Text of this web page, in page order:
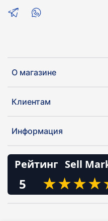
О магазине
Клиентам
Информация
Рейтинг Sell
5 ★
★★
★★
★★
★